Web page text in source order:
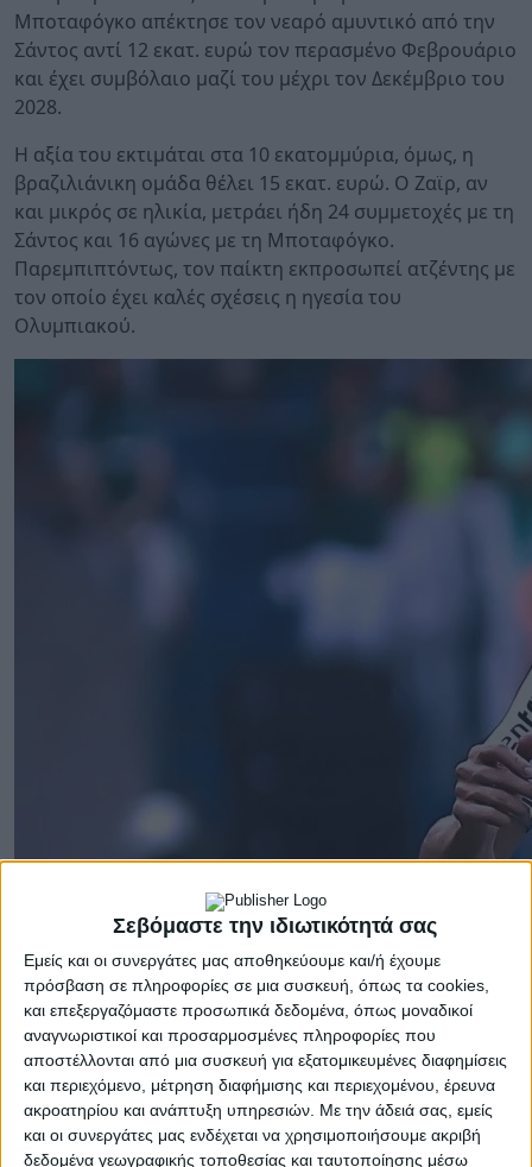
Σεβόμαστε την ιδιωτικότητά σας
Εμείς και οι συνεργάτες μας αποθηκεύουμε και/ή έχουμε
πρόσβαση σε πληροφορίες σε μια συσκευή, όπως τα cookies,
και επεξεργαζόμαστε προσωπικά δεδομένα, όπως μοναδικοί
αναγνωριστικοί και προσαρμοσμένες πληροφορίες που
αποστέλλονται από μια συσκευή για εξατομικευμένες διαφημίσεις
και περιεχόμενο, μέτρηση διαφήμισης και περιεχομένου, έρευνα
ακροατηρίου και ανάπτυξη υπηρεσιών. Με την άδειά σας, εμείς
και οι συνεργάτες μας ενδέχεται να χρησιμοποιήσουμε ακριβή
δεδομένα γεωγραφικής τοποθεσίας και ταυτοποίησης μέσω
Μποταφόγκο απέκτησε τον νεαρό αμυντικό από την
Σάντος αντί 12 εκατ. ευρώ τον περασμένο Φεβρουάριο
και έχει συμβόλαιο μαζί του μέχρι τον Δεκέμβριο του
2028.
Η αξία του εκτιμάται στα 10 εκατομμύρια, όμως, η
βραζιλιάνικη ομάδα θέλει 15 εκατ. ευρώ. Ο Ζαϊρ, αν
και μικρός σε ηλικία, μετράει ήδη 24 συμμετοχές με τη
Σάντος και 16 αγώνες με τη Μποταφόγκο.
Παρεμπιπτόντως, τον παίκτη εκπροσωπεί ατζέντης με
τον οποίο έχει καλές σχέσεις η ηγεσία του
Ολυμπιακού.